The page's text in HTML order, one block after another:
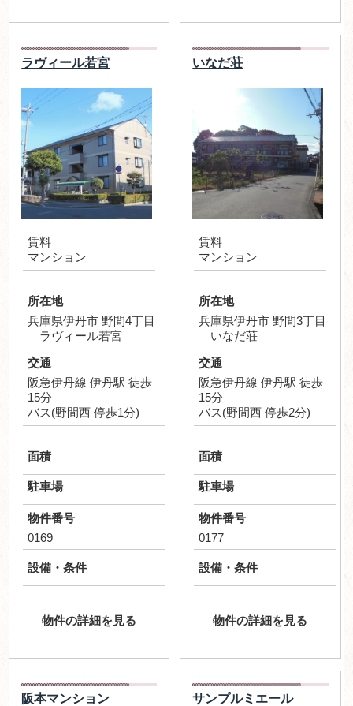
ラヴィール若宮
賃料
マンション
所在地
兵庫県伊丹市 野間4丁目
ラヴィール若宮
交通
阪急伊丹線 伊丹駅 徒歩
15分
バス(野間西 停歩1分)
面積
駐車場
物件番号
0169
設備・条件
物件の詳細を見る
いなだ荘
賃料
マンション
所在地
兵庫県伊丹市 野間3丁目
いなだ荘
交通
阪急伊丹線 伊丹駅 徒歩
15分
バス(野間西 停歩2分)
面積
駐車場
物件番号
0177
設備・条件
物件の詳細を見る
阪本マンション サンプルミエール